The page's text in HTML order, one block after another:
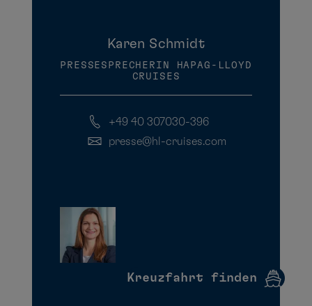
Kreuzfahrt finden
Karen Schmidt
PRESSESPRECHERIN HAPAG-LLOYD
CRUISES
+49 40 307030-396
presse@hl-cruises.com